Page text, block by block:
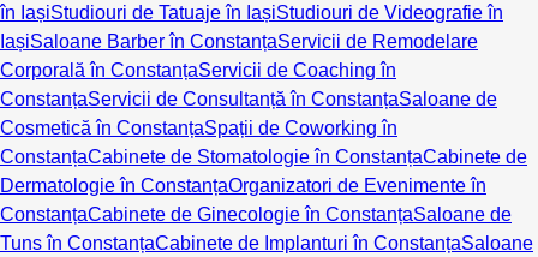
în IașiStudiouri de Tatuaje în IașiStudiouri de Videografie în
IașiSaloane Barber în ConstanțaServicii de Remodelare
Corporală în ConstanțaServicii de Coaching în
ConstanțaServicii de Consultanță în ConstanțaSaloane de
Cosmetică în ConstanțaSpații de Coworking în
ConstanțaCabinete de Stomatologie în ConstanțaCabinete de
Dermatologie în ConstanțaOrganizatori de Evenimente în
ConstanțaCabinete de Ginecologie în ConstanțaSaloane de
Tuns în ConstanțaCabinete de Implanturi în ConstanțaSaloane